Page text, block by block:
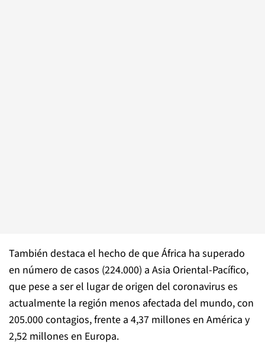
También destaca el hecho de que África ha superado
en número de casos (224.000) a Asia Oriental-Pacífico,
que pese a ser el lugar de origen del coronavirus es
actualmente la región menos afectada del mundo, con
205.000 contagios, frente a 4,37 millones en América y
2,52 millones en Europa.